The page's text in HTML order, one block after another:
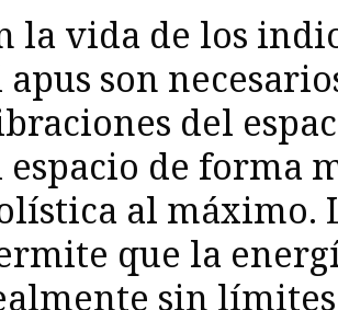
la vida de los
apus son
del
espacio de forma
al máximo.
que la
sin